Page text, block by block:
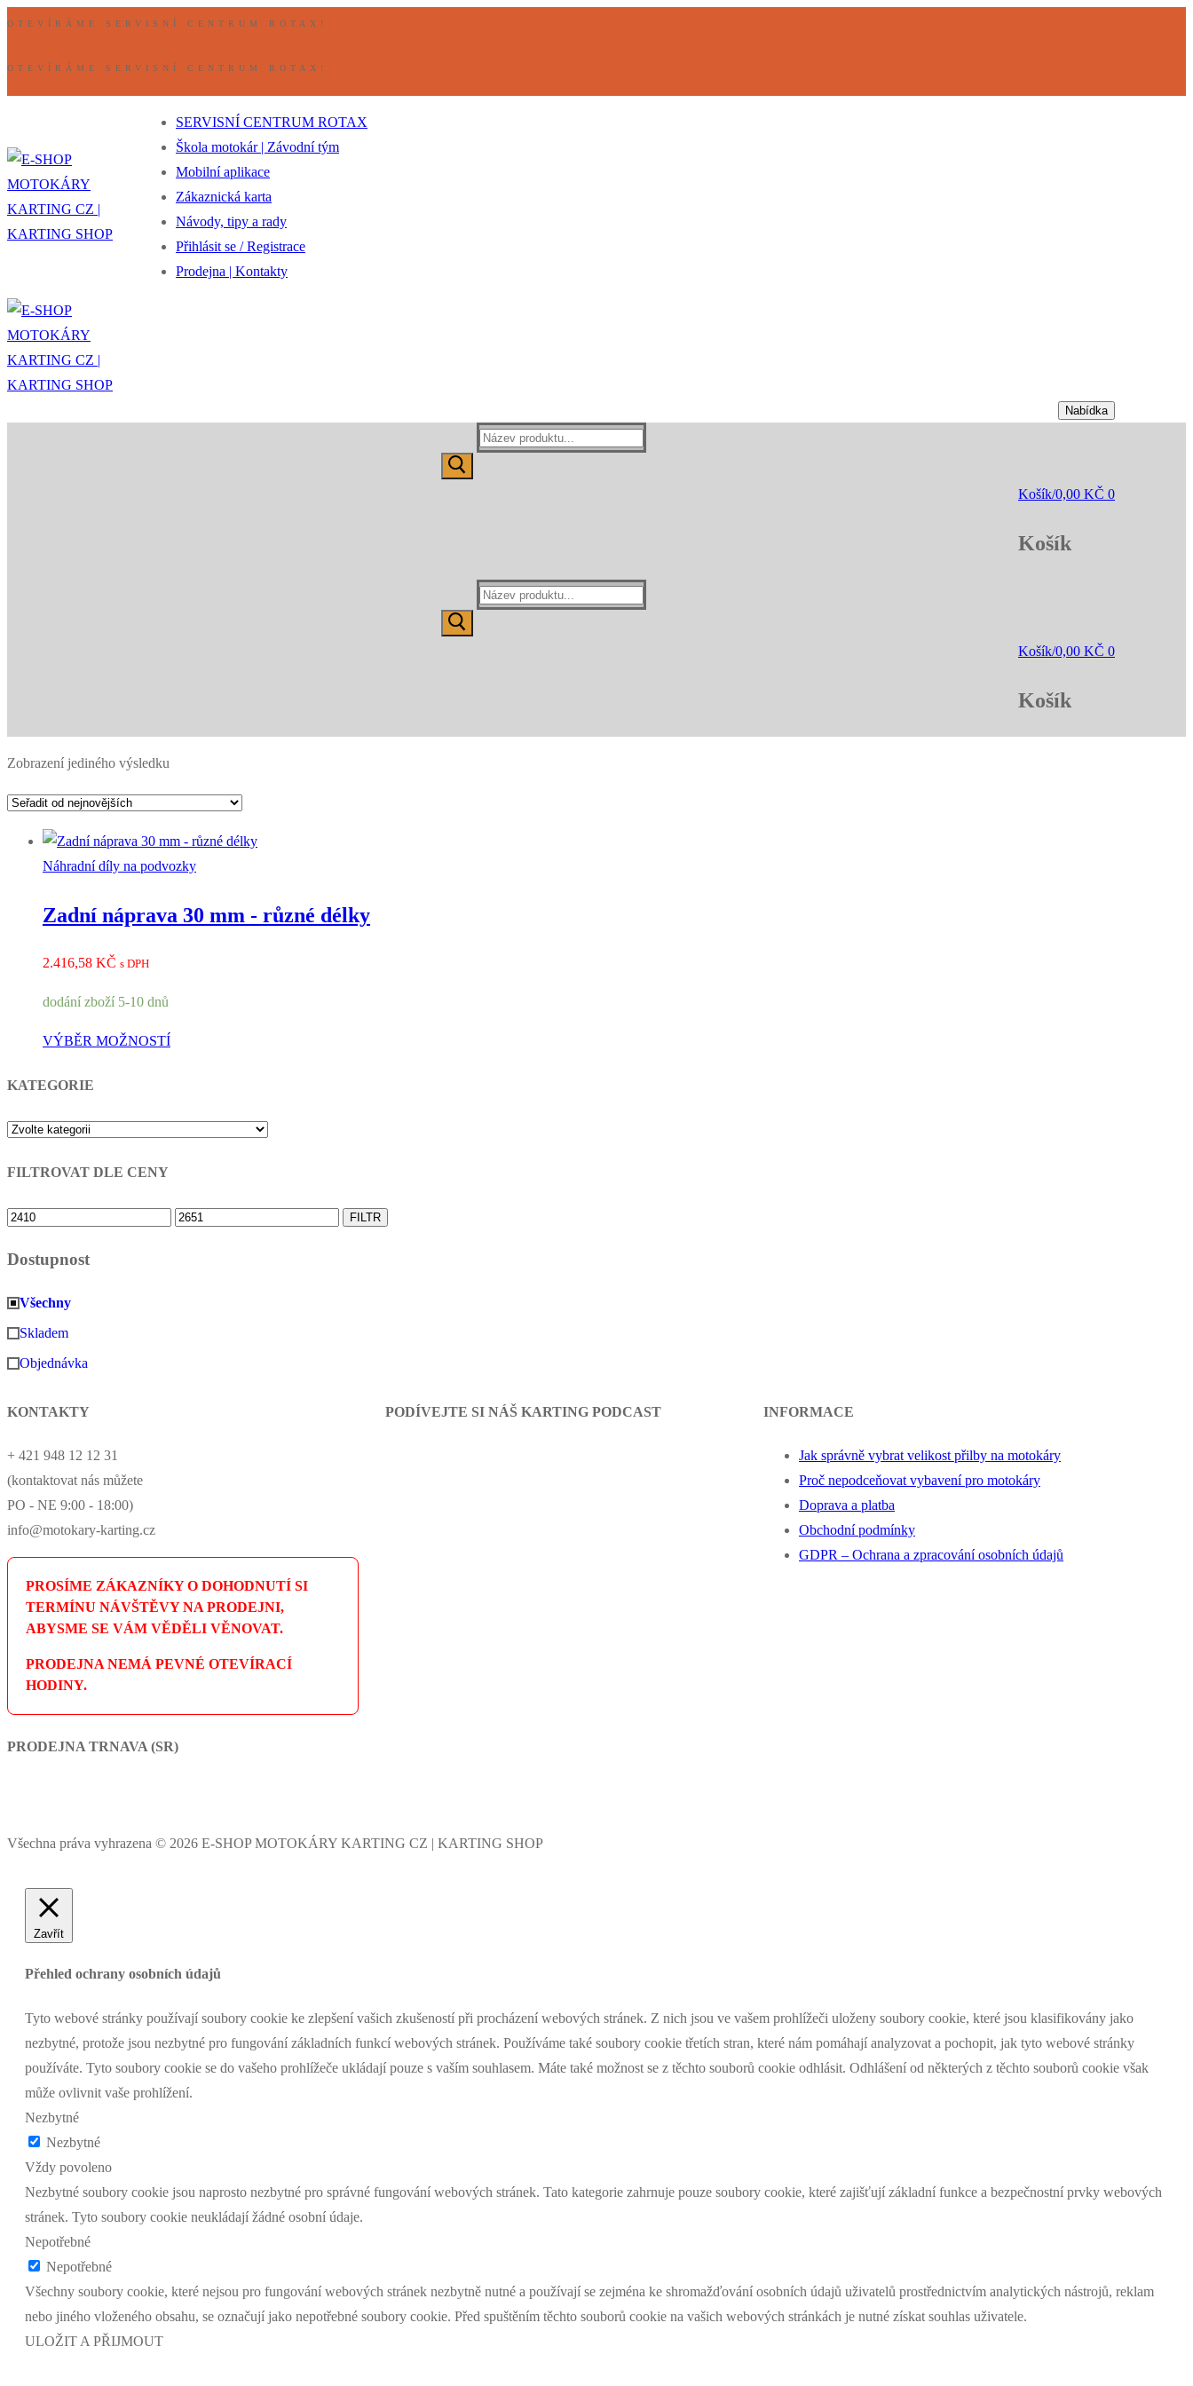
Přeskočit
obsah
Nabídka
Zavřeno
OTEVÍRÁME SERVISNÍ CENTRUM ROTAX!
OTEVÍRÁME SERVISNÍ CENTRUM ROTAX!
SERVISNÍ CENTRUM ROTAX
Škola motokár | Závodní tým
Mobilní aplikace
Zákaznická karta
Návody, tipy a rady
Přihlásit se / Registrace
Prodejna | Kontakty
Nabídka
Hledat:
Košík/0,00 KČ 0
Košík
Hledat:
Košík/0,00 KČ 0
Košík
Zobrazení jediného výsledku
Náhradní díly na podvozky
Zadní náprava 30 mm - různé délky
2.416,58 KČ s DPH
dodání zboží 5-10 dnů
VÝBĚR MOŽNOSTÍ
KATEGORIE
FILTROVAT DLE CENY
Minimální
Maximální
FILTR
Dostupnost
Všechny
Skladem
Objednávka
KONTAKTY
+ 421 948 12 12 31
(kontaktovat nás můžete
PO - NE 9:00 - 18:00)
info@motokary-karting.cz
PROSÍME ZÁKAZNÍKY O DOHODNUTÍ SI
TERMÍNU NÁVŠTĚVY NA PRODEJNI,
ABYSME SE VÁM VĚDĚLI VĚNOVAT.
PRODEJNA NEMÁ PEVNÉ OTEVÍRACÍ
HODINY.
PRODEJNA TRNAVA (SR)
PODÍVEJTE SI NÁŠ KARTING PODCAST INFORMACE
Jak správně vybrat velikost přilby na motokáry
Proč nepodceňovat vybavení pro motokáry
Doprava a platba
Obchodní podmínky
GDPR – Ochrana a zpracování osobních údajů
Všechna práva vyhrazena © 2026 E-SHOP MOTOKÁRY KARTING CZ | KARTING SHOP
Zavřít
Přehled ochrany osobních údajů
Tyto webové stránky používají soubory cookie ke zlepšení vašich zkušeností při procházení webových stránek. Z nich jsou ve vašem prohlížeči uloženy soubory cookie, které jsou klasifikovány jako
nezbytné, protože jsou nezbytné pro fungování základních funkcí webových stránek. Používáme také soubory cookie třetích stran, které nám pomáhají analyzovat a pochopit, jak tyto webové stránky
používáte. Tyto soubory cookie se do vašeho prohlížeče ukládají pouze s vaším souhlasem. Máte také možnost se z těchto souborů cookie odhlásit. Odhlášení od některých z těchto souborů cookie však
může ovlivnit vaše prohlížení.
Nezbytné
Nezbytné
Vždy povoleno
Nezbytné soubory cookie jsou naprosto nezbytné pro správné fungování webových stránek. Tato kategorie zahrnuje pouze soubory cookie, které zajišťují základní funkce a bezpečnostní prvky webových
stránek. Tyto soubory cookie neukládají žádné osobní údaje.
Nepotřebné
Nepotřebné
Všechny soubory cookie, které nejsou pro fungování webových stránek nezbytně nutné a používají se zejména ke shromažďování osobních údajů uživatelů prostřednictvím analytických nástrojů, reklam
nebo jiného vloženého obsahu, se označují jako nepotřebné soubory cookie. Před spuštěním těchto souborů cookie na vašich webových stránkách je nutné získat souhlas uživatele.
ULOŽIT A PŘIJMOUT